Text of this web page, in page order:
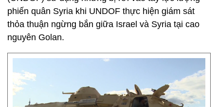
Liên Hợp Quốc.
Một số xe quân sự RG-31 Nyala MRAP của Nam
Phi bị thu giữ ở tây nam Syria. Những chiếc xe này